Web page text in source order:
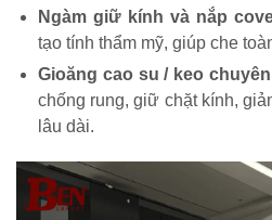
Ngàm giữ kính và nắp
tạo tính thẩm mỹ, giúp che
Gioăng cao su / keo
chống rung, giữ chặt kính,
lâu dài.